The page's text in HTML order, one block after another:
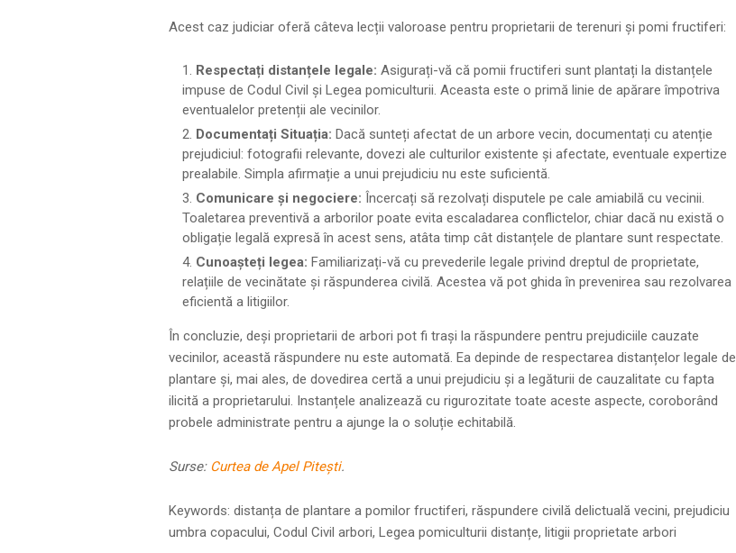
Acest caz judiciar oferă câteva lecții valoroase pentru proprietarii de terenuri și pomi fructiferi:
Respectați distanțele legale: Asigurați-vă că pomii fructiferi sunt plantați la distanțele
impuse de Codul Civil și Legea pomiculturii. Aceasta este o primă linie de apărare împotriva
eventualelor pretenții ale vecinilor.
Documentați Situația: Dacă sunteți afectat de un arbore vecin, documentați cu atenție
prejudiciul: fotografii relevante, dovezi ale culturilor existente și afectate, eventuale expertize
prealabile. Simpla afirmație a unui prejudiciu nu este suficientă.
Comunicare și negociere: Încercați să rezolvați disputele pe cale amiabilă cu vecinii.
Toaletarea preventivă a arborilor poate evita escaladarea conflictelor, chiar dacă nu există o
obligație legală expresă în acest sens, atâta timp cât distanțele de plantare sunt respectate.
Cunoașteți legea: Familiarizați-vă cu prevederile legale privind dreptul de proprietate,
relațiile de vecinătate și răspunderea civilă. Acestea vă pot ghida în prevenirea sau rezolvarea
eficientă a litigiilor.
În concluzie, deși proprietarii de arbori pot fi trași la răspundere pentru prejudiciile cauzate
vecinilor, această răspundere nu este automată. Ea depinde de respectarea distanțelor legale de
plantare și, mai ales, de dovedirea certă a unui prejudiciu și a legăturii de cauzalitate cu fapta
ilicită a proprietarului. Instanțele analizează cu rigurozitate toate aceste aspecte, coroborând
probele administrate pentru a ajunge la o soluție echitabilă.
Surse: Curtea de Apel Pitești.
Keywords: distanța de plantare a pomilor fructiferi, răspundere civilă delictuală vecini, prejudiciu
umbra copacului, Codul Civil arbori, Legea pomiculturii distanțe, litigii proprietate arbori